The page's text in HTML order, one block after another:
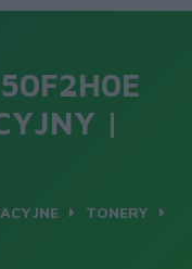
|
TONERY